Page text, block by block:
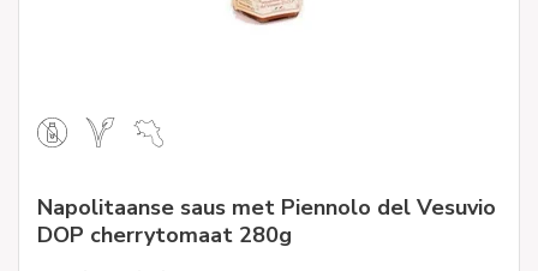
Napolitaanse saus met Piennolo del Vesuvio
DOP cherrytomaat 280g